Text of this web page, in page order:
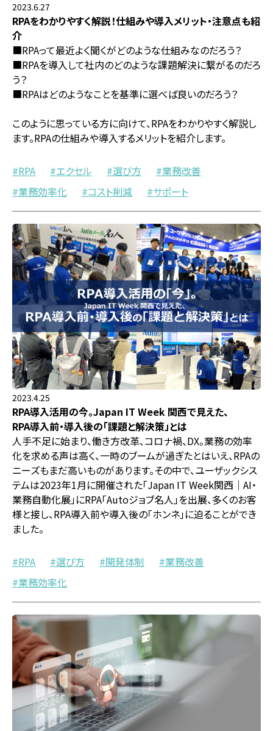
2023.6.27
RPAをわかりやすく解説！仕組みや導入メリット・注意点も紹
介
■RPAって最近よく聞くがどのような仕組みなのだろう？
■RPAを導入して社内のどのような課題解決に繋がるのだろ
う？
■RPAはどのようなことを基準に選べば良いのだろう？
このように思っている方に向けて、RPAをわかりやすく解説し
ます。RPAの仕組みや導入するメリットを紹介します。
RPA エクセル 選び方
業務改善
業務効率化
コスト削減 サポート
2023.4.25
RPA導入活用の今。Japan IT Week 関西で見えた、
RPA導入前・導入後の「課題と解決策」とは
人手不足に始まり、働き方改革、コロナ禍、DX。業務の効率
化を求める声は高く、一時のブームが過ぎたとはいえ、RPAの
ニーズもまだ高いものがあります。その中で、ユーザックシス
テムは2023年1月に開催された「Japan IT Week関西｜AI・
業務自動化展」にRPA「Autoジョブ名人」を出展、多くのお客
様と接し、RPA導入前や導入後の「ホンネ」に迫ることができ
ました。
RPA 選び方 開発体制
業務改善
業務効率化